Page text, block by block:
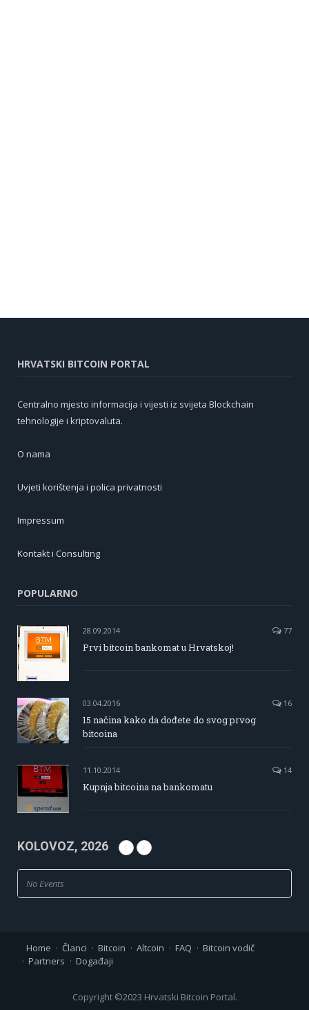
HRVATSKI BITCOIN PORTAL
Centralno mjesto informacija i vijesti iz svijeta Blockchain
tehnologije i kriptovaluta.
O nama
Uvjeti korištenja i polica privatnosti
Impressum
Kontakt i Consulting
POPULARNO
28.09.2014 77
Prvi bitcoin bankomat u Hrvatskoj!
03.04.2016 16
15 načina kako da dođete do svog prvog
bitcoina
11.10.2014 14
Kupnja bitcoina na bankomatu
KOLOVOZ, 2026
No Events
Home Članci Bitcoin Altcoin FAQ
Bitcoin vodič
Partners
Događaji
Copyright ©2023 Hrvatski Bitcoin Portal.